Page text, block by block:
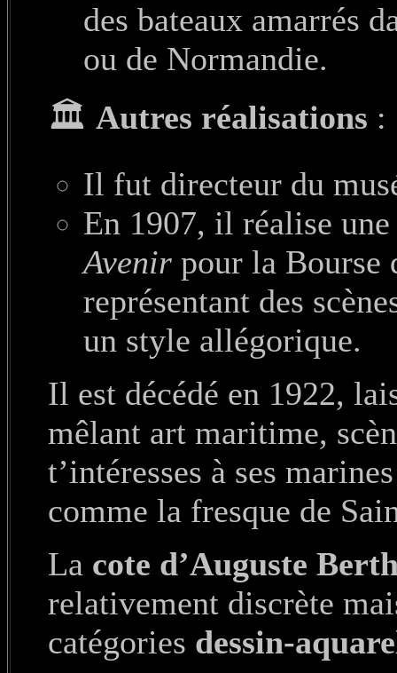
des bateaux amarrés
ou de Normandie.
🏛️ Autres réalisations :
Il fut directeur du
En 1907, il réalise
Avenir pour la Bourse
représentant des
un style allégorique.
Il est décédé en 1922,
mêlant art maritime,
t’intéresses à ses
comme la fresque de
La cote d’Auguste
relativement discrète
catégories dessin-